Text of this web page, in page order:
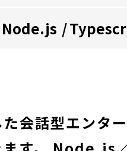
Node.js
会話型エンタ